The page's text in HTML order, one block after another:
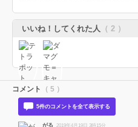
いいね！してくれた人 （ 2 ）
コメント （ 5 ）
5件のコメントを全て表示する
がる 2019年4月19日 3時15分